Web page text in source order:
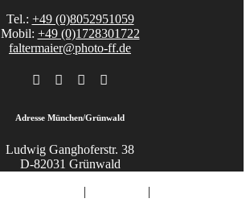
Tel.: +49 (0)8052951059
Mobil: +49 (0)1728301722
faltermaier@photo-ff.de
Adresse München/Grünwald
Ludwig Ganghoferstr. 38
D-82031 Grünwald
| |